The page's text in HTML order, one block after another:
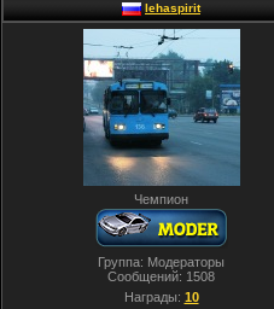
lehaspirit
Чемпион
Группа: Модераторы
Сообщений: 1508
Награды: 10